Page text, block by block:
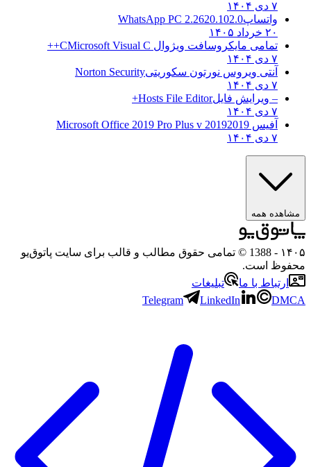
۷ دی ۱۴۰۴
واتساپWhatsApp PC 2.2620.102.0
۲۰ خرداد ۱۴۰۵
تمامی مایکروسافت ویژوال C Microsoft Visual C++
۷ دی ۱۴۰۴
آنتی ویروس نورتون سکوریتیNorton Security
۷ دی ۱۴۰۴
– ویرایش فایلHosts File Editor+
۷ دی ۱۴۰۴
آفیس 2019 2019 Microsoft Office 2019 Pro Plus v
۷ دی ۱۴۰۴
مشاهده همه
۱۴۰۵
- 1388 © تمامی حقوق مطالب و قالب برای سایت پاتوق‌یو
محفوظ است.
ارتباط با ما
تبلیغات
Telegram
LinkedIn DMCA